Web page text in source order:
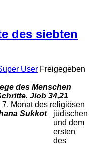
des siebten
User Freigegeben
des Menschen
Jiob 34,21
7. Monat des religiösen
jüdischen
und dem
ersten
des